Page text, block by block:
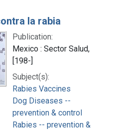
la rabia
Publication:
Mexico : Sector Salud,
[198-]
Subject(s):
Rabies Vaccines
Dog Diseases --
prevention & control
Rabies -- prevention &